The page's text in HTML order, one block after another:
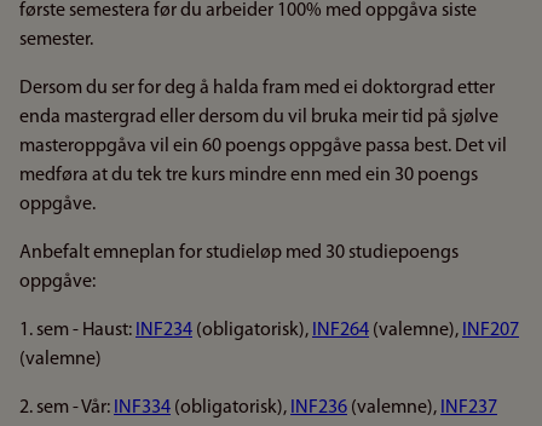
første semestera før du arbeider 100% med oppgåva siste
semester.
Dersom du ser for deg å halda fram med ei doktorgrad etter
enda mastergrad eller dersom du vil bruka meir tid på sjølve
masteroppgåva vil ein 60 poengs oppgåve passa best. Det vil
medføra at du tek tre kurs mindre enn med ein 30 poengs
oppgåve.
Anbefalt emneplan for studieløp med 30 studiepoengs
oppgåve:
1. sem - Haust: INF234 (obligatorisk), INF264 (valemne), INF207
(valemne)
2. sem - Vår: INF334 (obligatorisk), INF236 (valemne), INF237